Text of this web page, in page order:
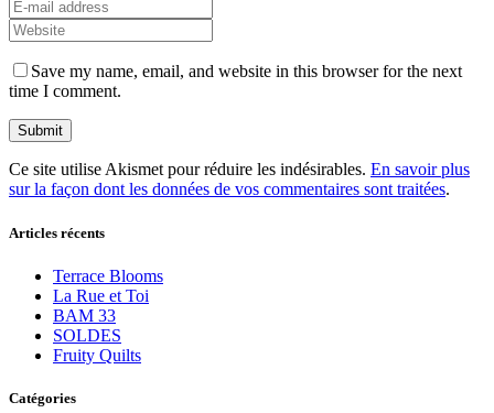
Save my name, email, and website in this browser for the next
time I comment.
Ce site utilise Akismet pour réduire les indésirables. En savoir plus
sur la façon dont les données de vos commentaires sont traitées.
Articles récents
Terrace Blooms
La Rue et Toi
BAM 33
SOLDES
Fruity Quilts
Catégories